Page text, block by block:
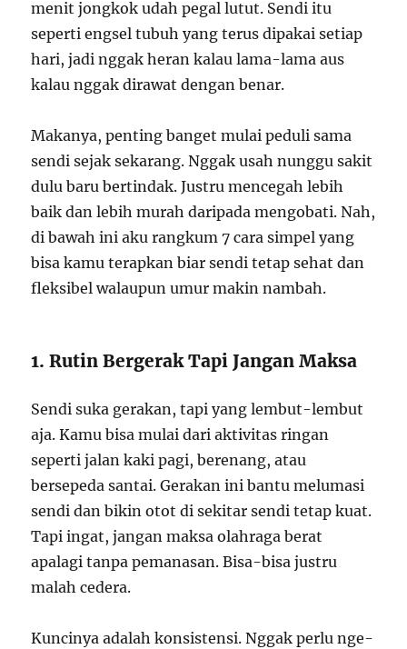
menit jongkok udah pegal lutut. Sendi itu
seperti engsel tubuh yang terus dipakai setiap
hari, jadi nggak heran kalau lama-lama aus
kalau nggak dirawat dengan benar.
Makanya, penting banget mulai peduli sama
sendi sejak sekarang. Nggak usah nunggu sakit
dulu baru bertindak. Justru mencegah lebih
baik dan lebih murah daripada mengobati. Nah,
di bawah ini aku rangkum 7 cara simpel yang
bisa kamu terapkan biar sendi tetap sehat dan
fleksibel walaupun umur makin nambah.
1. Rutin Bergerak Tapi Jangan Maksa
Sendi suka gerakan, tapi yang lembut-lembut
aja. Kamu bisa mulai dari aktivitas ringan
seperti jalan kaki pagi, berenang, atau
bersepeda santai. Gerakan ini bantu melumasi
sendi dan bikin otot di sekitar sendi tetap kuat.
Tapi ingat, jangan maksa olahraga berat
apalagi tanpa pemanasan. Bisa-bisa justru
malah cedera.
Kuncinya adalah konsistensi. Nggak perlu nge-